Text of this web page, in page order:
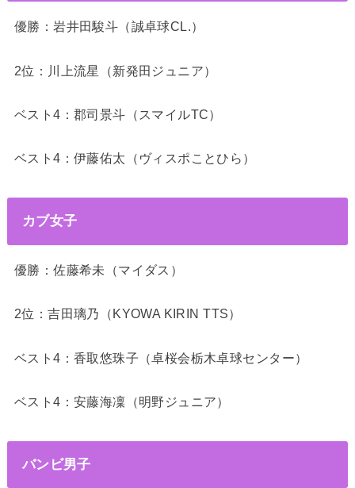
優勝：岩井田駿斗（誠卓球CL.）
2位：川上流星（新発田ジュニア）
ベスト4：郡司景斗（スマイルTC）
ベスト4：伊藤佑太（ヴィスポことひら）
カブ女子
優勝：佐藤希未（マイダス）
2位：吉田璃乃（KYOWA KIRIN TTS）
ベスト4：香取悠珠子（卓桜会栃木卓球センター）
ベスト4：安藤海凜（明野ジュニア）
バンビ男子